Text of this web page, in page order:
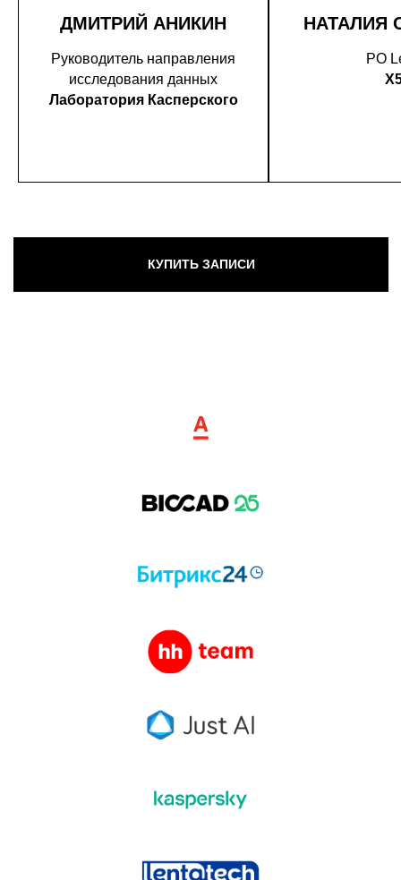
ДМИТРИЙ АНИКИН
Руководитель направления
исследования данных
Лаборатория Касперского
НАТАЛИЯ
PO